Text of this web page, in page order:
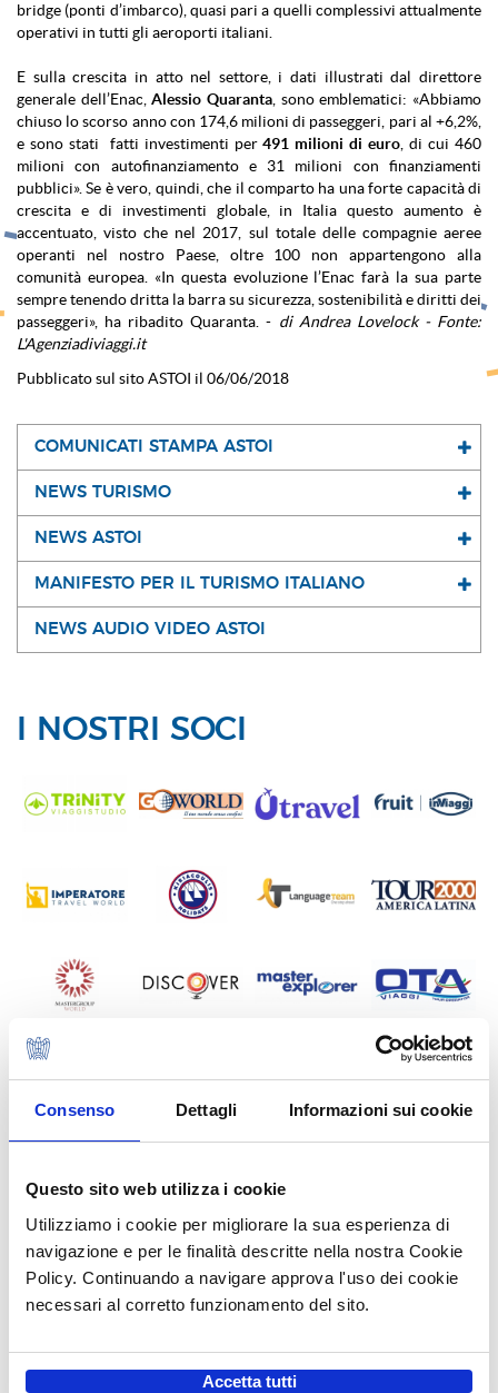
Consenso Dettagli Informazioni sui cookie
Questo sito web utilizza i cookie
Utilizziamo i cookie per migliorare la sua esperienza di
navigazione e per le finalità descritte nella nostra Cookie
Policy. Continuando a navigare approva l'uso dei cookie
necessari al corretto funzionamento del sito.
Accetta tutti
bridge (ponti d’imbarco), quasi pari a quelli complessivi attualmente
operativi in tutti gli aeroporti italiani.
E sulla crescita in atto nel settore, i dati illustrati dal direttore
generale dell’Enac, Alessio Quaranta , sono emblematici: «Abbiamo
chiuso lo scorso anno con 174,6 milioni di passeggeri, pari al +6,2%,
e sono stati fatti investimenti per 491 milioni di euro , di cui 460
milioni con autofinanziamento e 31 milioni con finanziamenti
pubblici». Se è vero, quindi, che il comparto ha una forte capacità di
crescita e di investimenti globale, in Italia questo aumento è
accentuato, visto che nel 2017, sul totale delle compagnie aeree
operanti nel nostro Paese, oltre 100 non appartengono alla
comunità europea. «In questa evoluzione l’Enac farà la sua parte
sempre tenendo dritta la barra su sicurezza, sostenibilità e diritti dei
passeggeri», ha ribadito Quaranta. - di Andrea Lovelock - Fonte:
L'Agenziadiviaggi.it
Pubblicato sul sito ASTOI il 06/06/2018
COMUNICATI STAMPA ASTOI
NEWS TURISMO
NEWS ASTOI
MANIFESTO PER IL TURISMO ITALIANO
NEWS AUDIO VIDEO ASTOI
I NOSTRI SOCI